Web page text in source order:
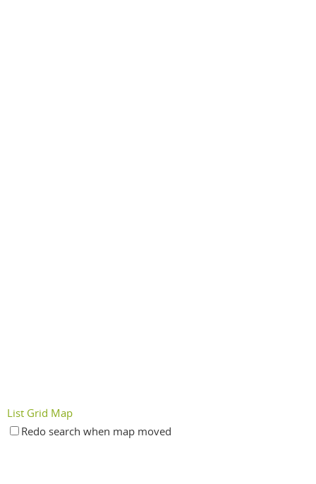
List Grid Map
Redo search when map moved